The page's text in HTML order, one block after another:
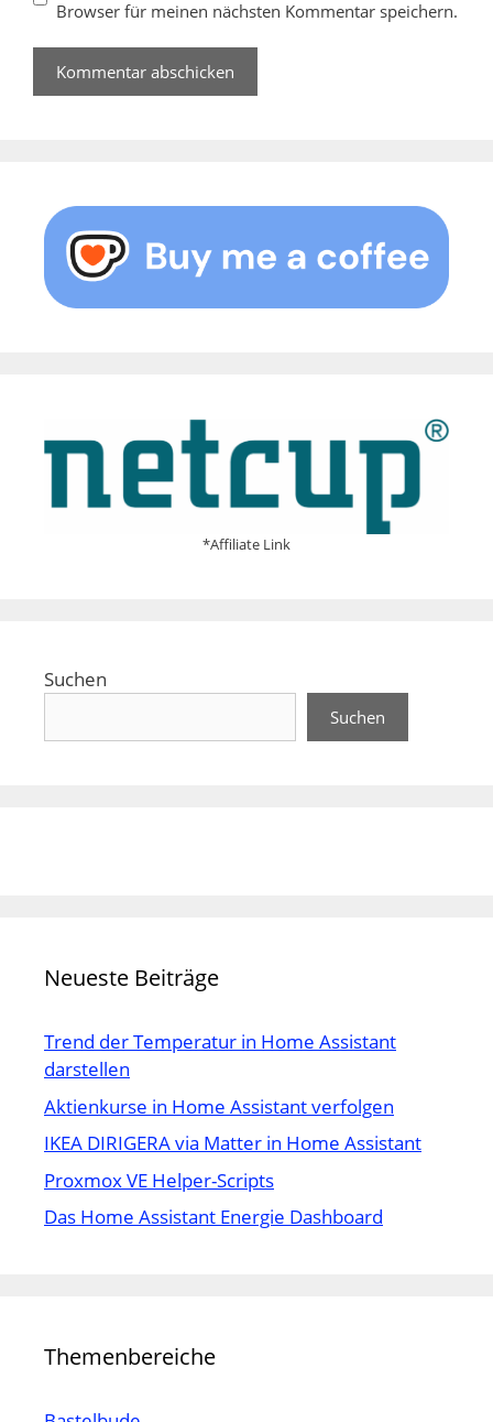
Browser für meinen nächsten Kommentar speichern.
*Affiliate Link
Suchen
Suchen
Neueste Beiträge
Trend der Temperatur in Home Assistant
darstellen
Aktienkurse in Home Assistant verfolgen
IKEA DIRIGERA via Matter in Home Assistant
Proxmox VE Helper-Scripts
Das Home Assistant Energie Dashboard
Themenbereiche